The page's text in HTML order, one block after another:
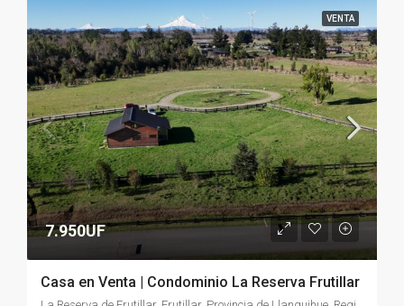
VENTA
7.950UF
Casa en Venta | Condominio La Reserva Frutillar